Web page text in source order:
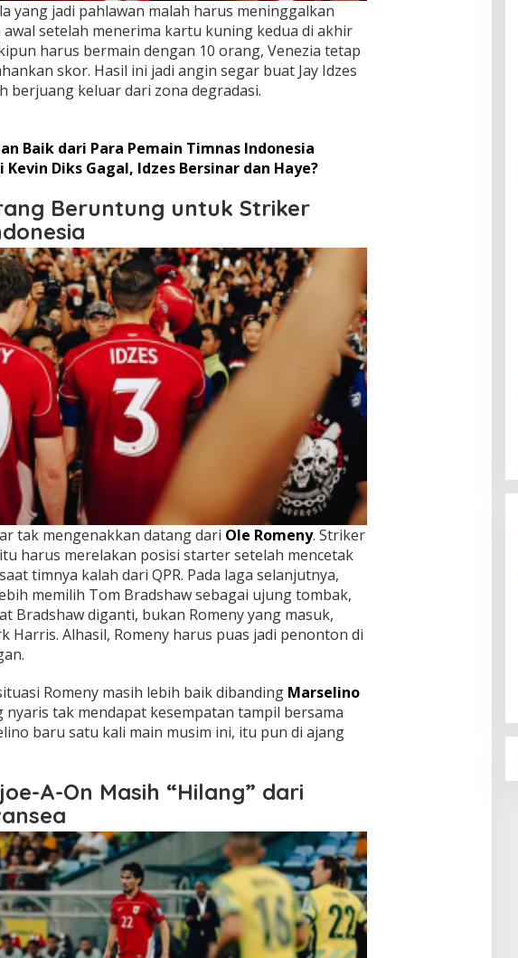
yang jadi pahlawan malah harus meninggalkan
setelah menerima kartu kuning kedua di akhir
harus bermain dengan 10 orang, Venezia tetap
skor. Hasil ini jadi angin segar buat Jay Idzes
berjuang keluar dari zona degradasi.
Baik dari Para Pemain Timnas Indonesia
Diks Gagal, Idzes Bersinar dan Haye?
Beruntung untuk Striker
tak mengenakkan datang dari Ole Romeny. Striker
harus merelakan posisi starter setelah mencetak
timnya kalah dari QPR. Pada laga selanjutnya,
memilih Tom Bradshaw sebagai ujung tombak,
Bradshaw diganti, bukan Romeny yang masuk,
Harris. Alhasil, Romeny harus puas jadi penonton di
Romeny masih lebih baik dibanding Marselino
nyaris tak mendapat kesempatan tampil bersama
baru satu kali main musim ini, itu pun di ajang
A-On Masih “Hilang” dari
Sudaryono Resmi Pimpin BGN, Ini